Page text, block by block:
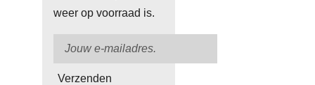
weer op voorraad is.
Verzenden